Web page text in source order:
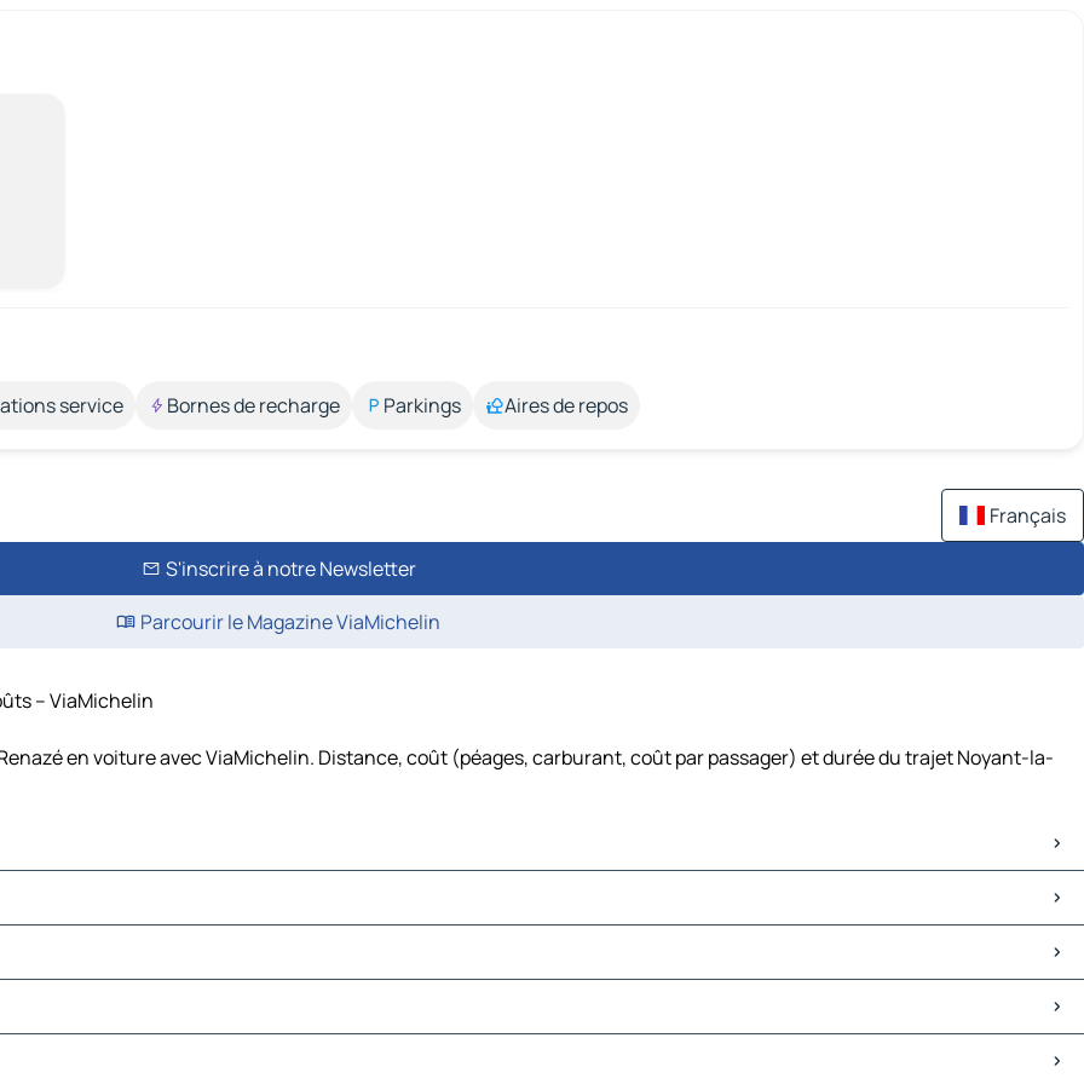
service Bornes de recharge Parkings Aires de repos
Français
S'inscrire à notre Newsletter
Parcourir le Magazine ViaMichelin
– ViaMichelin
en voiture avec ViaMichelin. Distance, coût (péages, carburant, coût par passager) et durée du trajet Noyant-la-